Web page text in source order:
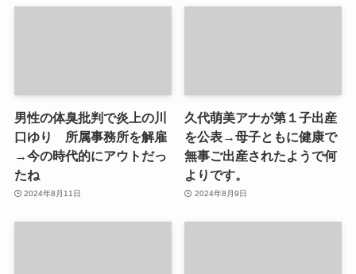
男性の体臭批判で炎上の川
口ゆり 所属事務所を解雇
→今の時代的にアウトだっ
たね
2024年8月11日
久代萌美アナが第１子出産
を公表→母子ともに健康で
無事ご出産されたようで何
よりです。
2024年8月9日